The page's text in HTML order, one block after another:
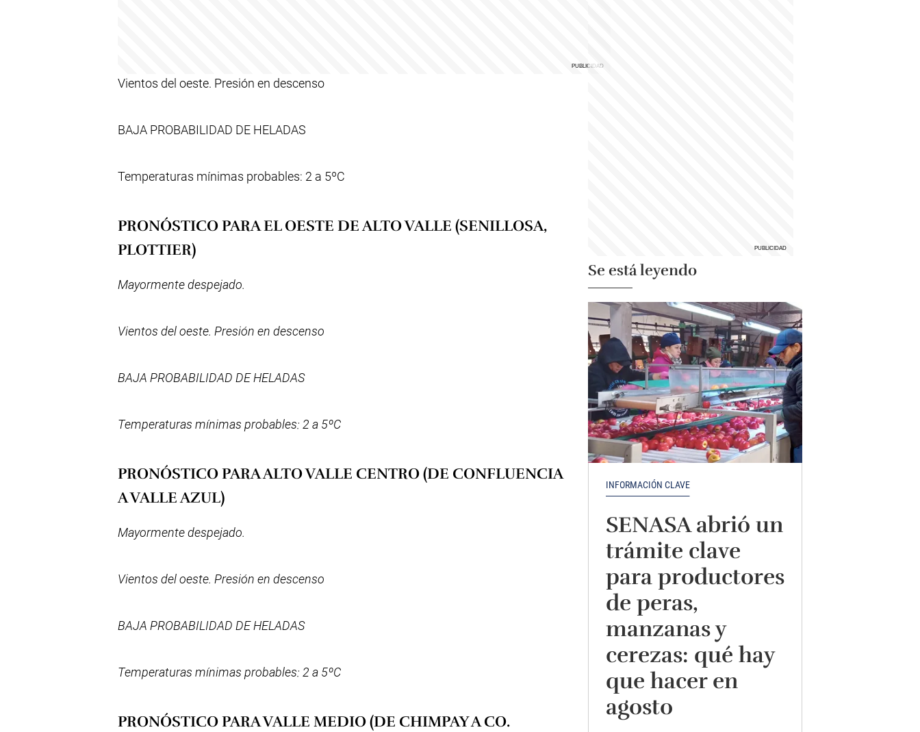
Vientos del oeste. Presión en descenso
BAJA PROBABILIDAD DE HELADAS
Temperaturas mínimas probables: 2 a 5ºC
PRONÓSTICO PARA EL OESTE DE ALTO VALLE (SENILLOSA,
PLOTTIER)
Mayormente despejado.
Vientos del oeste. Presión en descenso
BAJA PROBABILIDAD DE HELADAS
Temperaturas mínimas probables: 2 a 5ºC
PRONÓSTICO PARA ALTO VALLE CENTRO (DE CONFLUENCIA
A VALLE AZUL)
Mayormente despejado.
Vientos del oeste. Presión en descenso
BAJA PROBABILIDAD DE HELADAS
Temperaturas mínimas probables: 2 a 5ºC
PRONÓSTICO PARA VALLE MEDIO (DE CHIMPAY A CO.
Se está leyendo
INFORMACIÓN CLAVE
SENASA abrió un
trámite clave
para productores
de peras,
manzanas y
cerezas: qué hay
que hacer en
agosto